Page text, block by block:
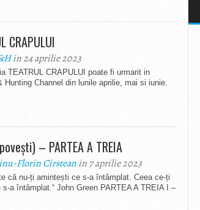
CRAPULUI
in 24 aprilie 2023
TEATRUL CRAPULUI poate fi urmarit in
Hunting Channel din lunile aprilie, mai si iunie.
– PARTEA A TREIA
Florin Cirsteanin 7 aprilie 2023
că nu-ți amintești ce s-a întâmplat. Ceea ce-ți
a întâmplat.“ John Green PARTEA A TREIA I –